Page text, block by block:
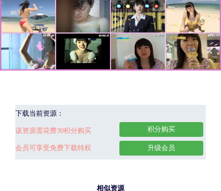
下载当前资源：
该资源需花费30积分购买
会员可享受免费下载特权
积分购买
升级会员
相似资源